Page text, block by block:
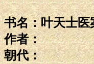
书名：叶天士医
作者：
朝代：